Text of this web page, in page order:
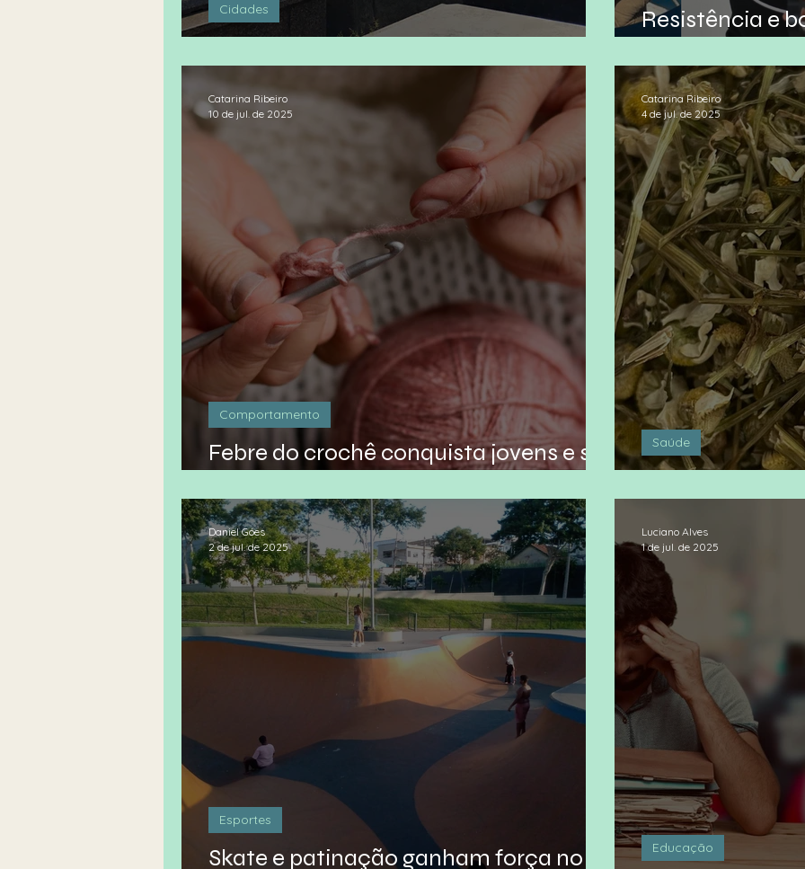
Cidades
Resistência e
Febre do crochê conquista jovens e se
Comportamento
Catarina Ribeiro
10 de jul. de 2025
Saúde
Catarina Ribeiro
4 de jul. de 2025
Skate e patinação ganham força no
Esportes
Daniel Góes
2 de jul. de 2025
Educação
Luciano Alves
1 de jul. de 2025